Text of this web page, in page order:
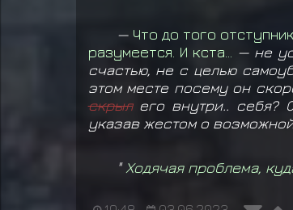
— Что до того
разумеется. И кста...
— не
счастью, не с целью
этом месте посему он
скрылего внутри.. себя?
указав жестом о
"Ходячая проблема,